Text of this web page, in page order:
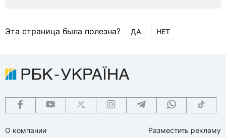
Эта страница была полезна? ДА НЕТ
О компании
Разместить рекламу